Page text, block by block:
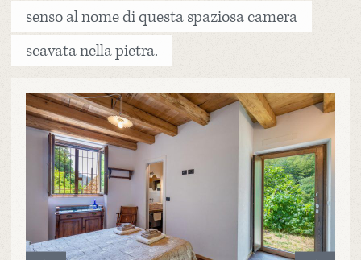
senso al nome di questa spaziosa camera
scavata nella pietra.